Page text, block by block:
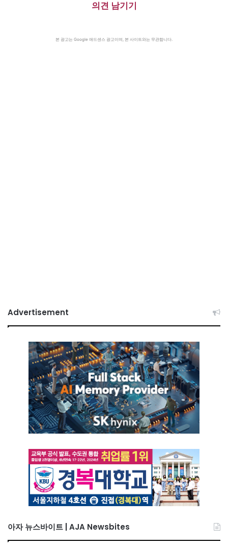
의견 남기기
본 광고는 Google 애드센스 광고이며, 본 사이트와는 무관합니다.
Advertisement
아자 뉴스바이트 | AJA Newsbites